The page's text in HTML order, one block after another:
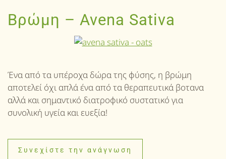
Βρώμη – Avena Sativa
Ένα από τα υπέροχα δώρα της φύσης, η βρώμη
αποτελεί όχι απλά ένα από τα θεραπευτικά βοτανα
αλλά και σημαντικό διατροφικό συστατικό για
συνολική υγεία και ευεξία!
Συνεχίστε την ανάγνωση